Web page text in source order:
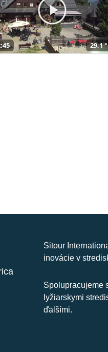
29,1
Sitour
inovácie v
Spolupracujeme
lyžiarskymi
ďalšími.